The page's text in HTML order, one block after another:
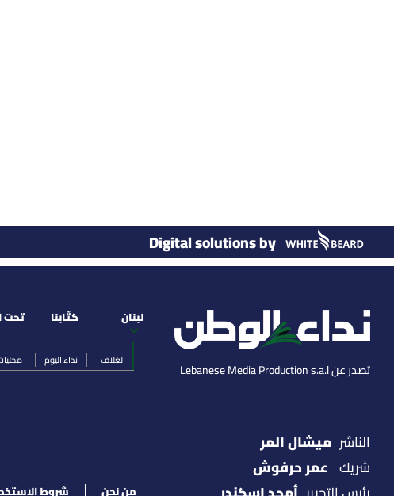
Digital solutions by
تصدر عن Lebanese Media Production s.a.l
لبنان
الغلاف نداء اليوم
كتّابنا تحت
الناشر ميشال المر
شريك عمر حرفوش
من نحن شروط